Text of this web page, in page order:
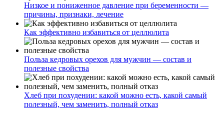
Низкое и пониженное давление при беременности —
причины, признаки, лечение
Как эффективно избавиться от целлюлита
Польза кедровых орехов для мужчин — состав и
полезные свойства
Хлеб при похудении: какой можно есть, какой самый
полезный, чем заменить, полный отказ